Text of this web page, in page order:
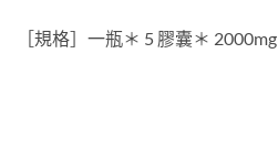
［規格］一瓶＊ 5 膠囊＊ 2000mg